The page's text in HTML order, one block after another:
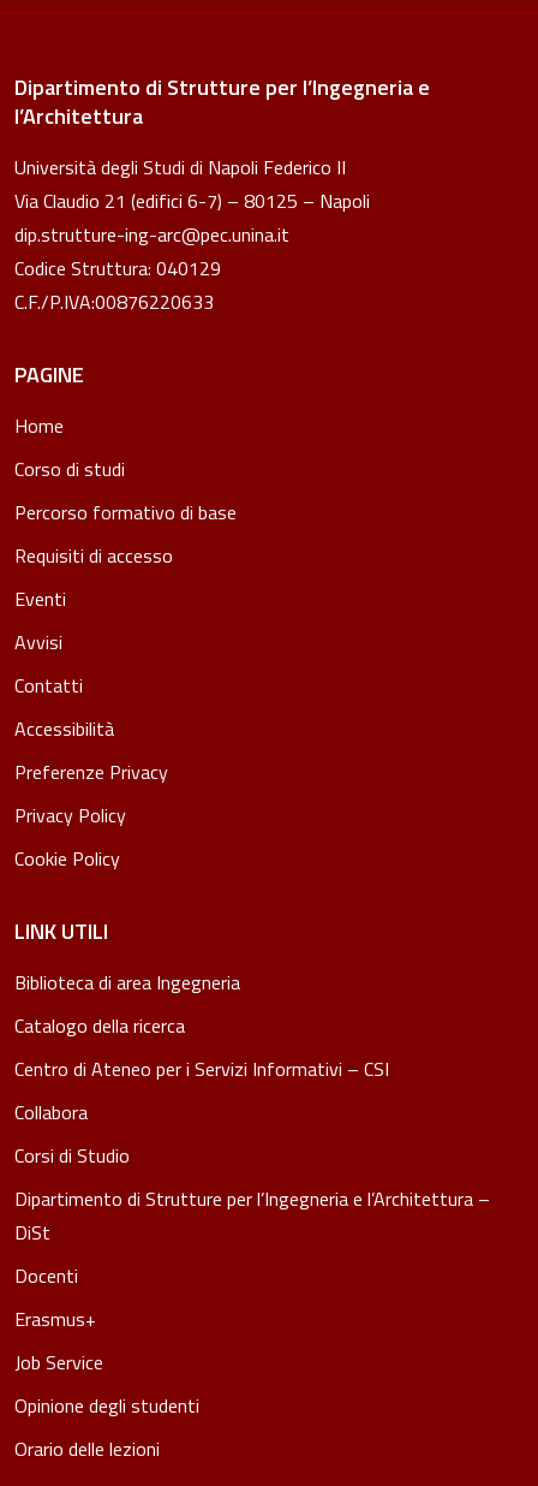
Dipartimento di Strutture per l’Ingegneria e
l’Architettura
Università degli Studi di Napoli Federico II
Via Claudio 21 (edifici 6-7) – 80125 – Napoli
dip.strutture-ing-arc@pec.unina.it
Codice Struttura: 040129
C.F./P.IVA:00876220633
PAGINE
Home
Corso di studi
Percorso formativo di base
Requisiti di accesso
Eventi
Avvisi
Contatti
Accessibilità
Preferenze Privacy
Privacy Policy
Cookie Policy
LINK UTILI
Biblioteca di area Ingegneria
Catalogo della ricerca
Centro di Ateneo per i Servizi Informativi – CSI
Collabora
Corsi di Studio
Dipartimento di Strutture per l’Ingegneria e l’Architettura –
DiSt
Docenti
Erasmus+
Job Service
Opinione degli studenti
Orario delle lezioni